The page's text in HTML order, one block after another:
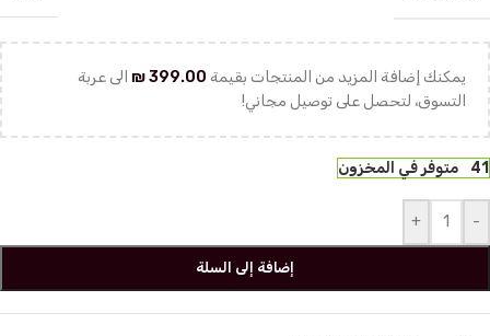
يمكنك إضافة المزيد من المنتجات بقيمة ₪399.00
الى عربة
التسوق، لتحصل على توصيل مجاني!
41 متوفر في المخزون
-
+
إضافة إلى السلة